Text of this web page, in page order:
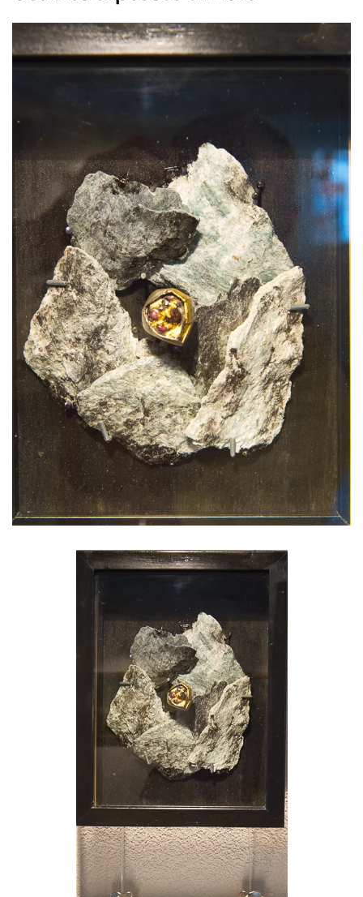
Voir l'image
Voir l'image